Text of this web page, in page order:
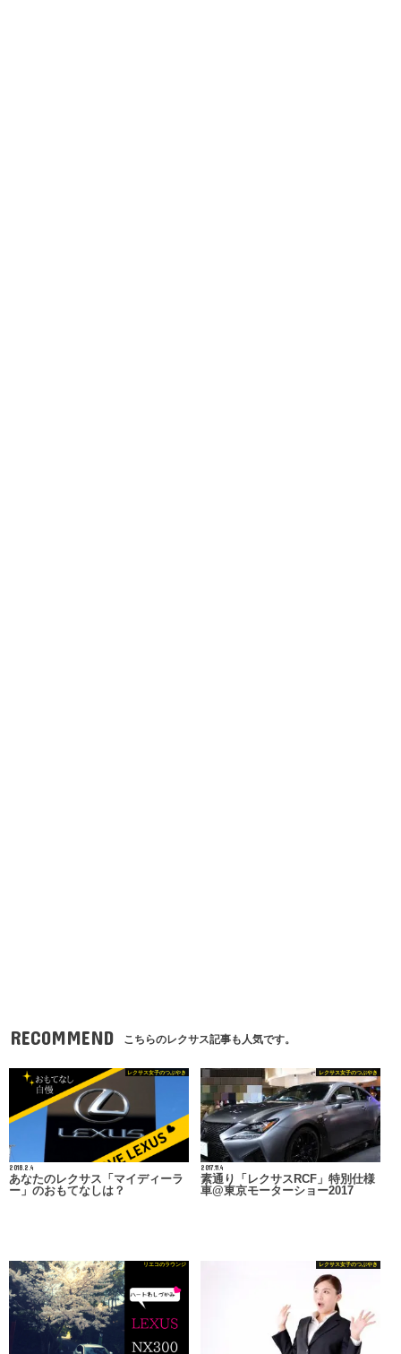
RECOMMEND こちらのレクサス記事も人気です。
レクサス女子のつぶやき
2018.2.4
あなたのレクサス「マイディーラ
ー」のおもてなしは？
レクサス女子のつぶやき
2017.11.4
素通り「レクサスRCF」特別仕様
車@東京モーターショー2017
リエコのラウンジ レクサス女子のつぶやき